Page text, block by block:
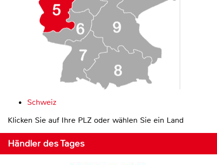
Schweiz
Klicken Sie auf Ihre PLZ oder wählen Sie ein Land
Händler des Tages